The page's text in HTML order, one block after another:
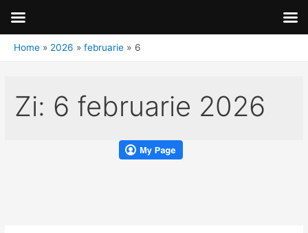
Home 2026 februarie 6
Zi: 6 februarie 2026